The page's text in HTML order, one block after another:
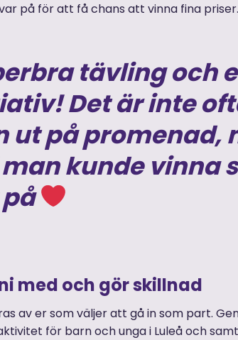
på för att få chans att vinna fina priser.
tävling och
Det är inte
ut på promenad,
kunde vinna
med och gör skillnad
av er som väljer att gå in som part.
för barn och unga i Luleå och